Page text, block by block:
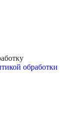
обработки